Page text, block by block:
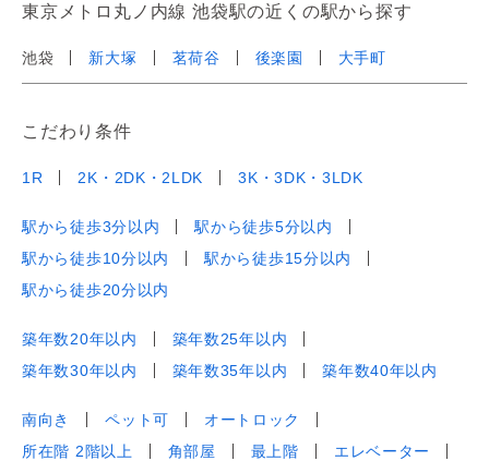
東京メトロ丸ノ内線 池袋駅の近くの駅から探す
池袋 新大塚 茗荷谷 後楽園 大手町
こだわり条件
1R 2K・2DK・2LDK 3K・3DK・3LDK
駅から徒歩3分以内
駅から徒歩5分以内
駅から徒歩10分以内
駅から徒歩15分以内
駅から徒歩20分以内
築年数20年以内
築年数25年以内
築年数30年以内
築年数35年以内 築年数40年以内
南向き ペット可
オートロック
所在階 2階以上
角部屋 最上階
エレベーター